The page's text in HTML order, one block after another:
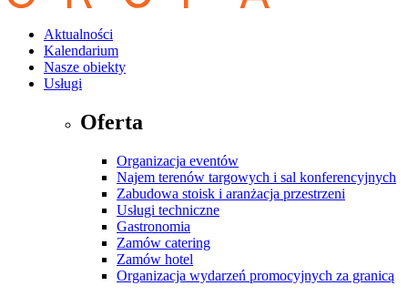
Aktualności
Kalendarium
Nasze obiekty
Usługi
Oferta
Organizacja eventów
Najem terenów targowych i sal konferencyjnych
Zabudowa stoisk i aranżacja przestrzeni
Usługi techniczne
Gastronomia
Zamów catering
Zamów hotel
Organizacja wydarzeń promocyjnych za granicą